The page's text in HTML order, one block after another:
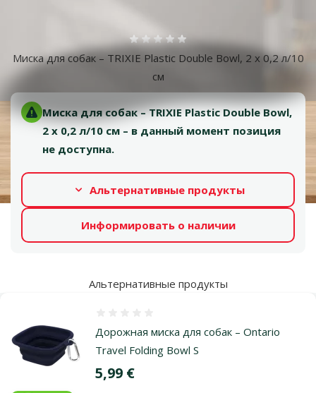
Миска для собак – TRIXIE Plastic Double Bowl, 2 x 0,2 л/10
см
Оценка 0%
Миска для собак – TRIXIE Plastic Double Bowl,
2 x 0,2 л/10 см – в данный момент позиция
не доступна.
Альтернативные продукты
Информировать о наличии
Альтернативные продукты
Дорожная миска для собак – Ontario
Travel Folding Bowl S
Цена
5,99 €